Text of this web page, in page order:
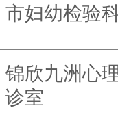
市妇幼检验
锦欣九洲心
诊室